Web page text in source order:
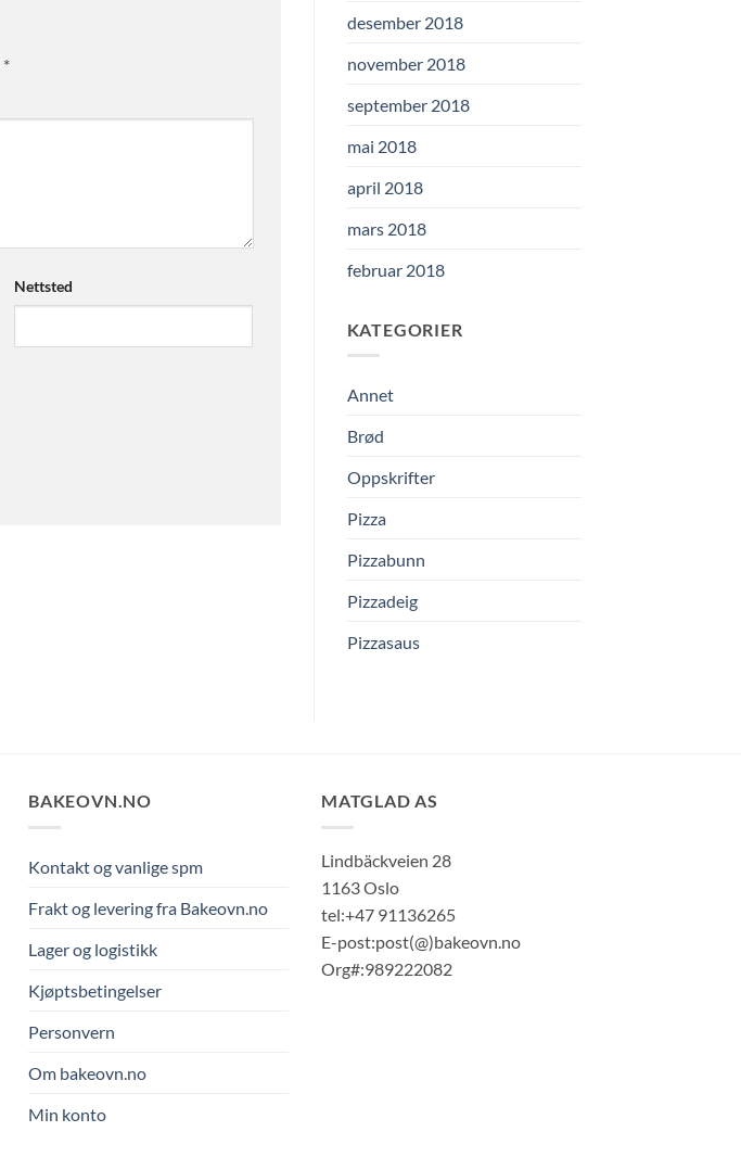
*
Nettsted
desember 2018
november 2018
september 2018
mai 2018
april 2018
mars 2018
februar 2018
KATEGORIER
Annet
Brød
Oppskrifter
Pizza
Pizzabunn
Pizzadeig
Pizzasaus
BAKEOVN.NO
Kontakt og vanlige spm
Frakt og levering fra Bakeovn.no
Lager og logistikk
Kjøptsbetingelser
Personvern
Om bakeovn.no
Min konto
MATGLAD AS
Lindbäckveien 28
1163 Oslo
tel:+47 91136265
E-post:post(@)bakeovn.no
Org#:989222082